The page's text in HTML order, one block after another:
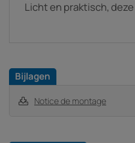
Licht en praktisch,
Bijlagen
Notice de montage